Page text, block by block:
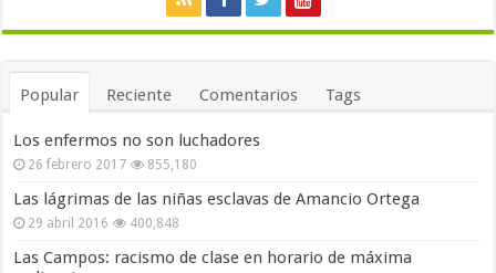
Popular Reciente Comentarios Tags
Los enfermos no son luchadores
26 febrero 2017 855,180
Las lágrimas de las niñas esclavas de Amancio Ortega
29 abril 2016 400,848
Las Campos: racismo de clase en horario de máxima